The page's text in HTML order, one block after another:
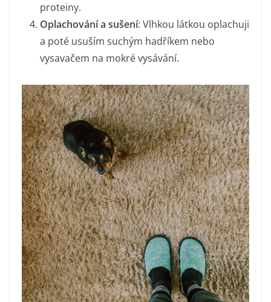
proteiny.
Oplachování a sušení: Vlhkou látkou oplachuji
a poté usuším suchým hadříkem nebo
vysavačem na mokré vysávání.